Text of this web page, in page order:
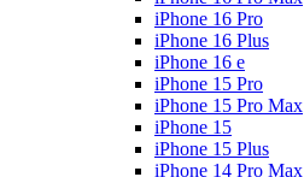
iPhone 16 Pro
iPhone 16 Plus
iPhone 16 e
iPhone 15 Pro
iPhone 15 Pro Max
iPhone 15
iPhone 15 Plus
iPhone 14 Pro Max